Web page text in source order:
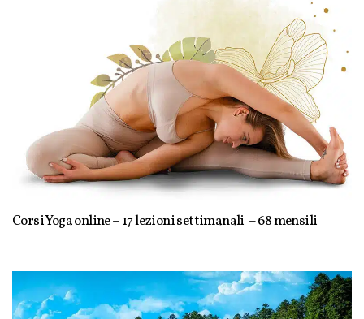
Corsi Yoga online – 17 lezioni settimanali – 68 mensili